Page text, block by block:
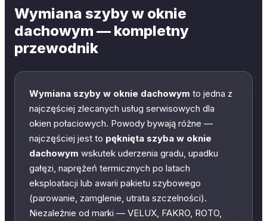
Wymiana szyby w oknie
dachowym — kompletny
przewodnik
Wymiana szyby w oknie dachowym to jedna z
najczęściej zlecanych usług serwisowych dla
okien połaciowych. Powody bywają różne —
najczęściej jest to pęknięta szyba w oknie
dachowym wskutek uderzenia gradu, upadku
gałęzi, naprężeń termicznych po latach
eksploatacji lub awarii pakietu szybowego
(parowanie, zamglenie, utrata szczelności).
Niezależnie od marki — VELUX, FAKRO, ROTO,